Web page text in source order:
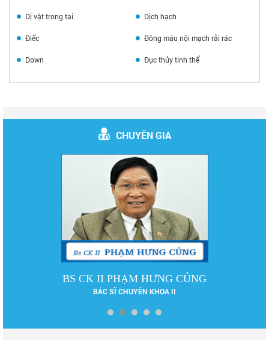
Dị vật trong tai Dịch hạch
Điếc Đông máu nội mạch rải rác
Down Đục thủy tinh thể
CHUYÊN GIA
BS CK II PHẠM HƯNG CỦNG
BÁC SĨ CHUYÊN KHOA II